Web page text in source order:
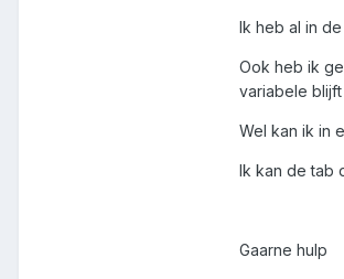
Ik heb al in
Ook heb ik
variabele
Wel kan ik in
Ik kan de tab
Gaarne hulp